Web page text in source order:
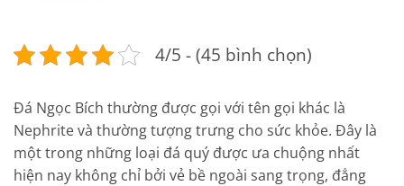
4/5 - (45 bình chọn)
Đá Ngọc Bích thường được gọi với tên gọi khác là
Nephrite và thường tượng trưng cho sức khỏe. Đây là
một trong những loại đá quý được ưa chuộng nhất
hiện nay không chỉ bởi vẻ bề ngoài sang trọng, đẳng